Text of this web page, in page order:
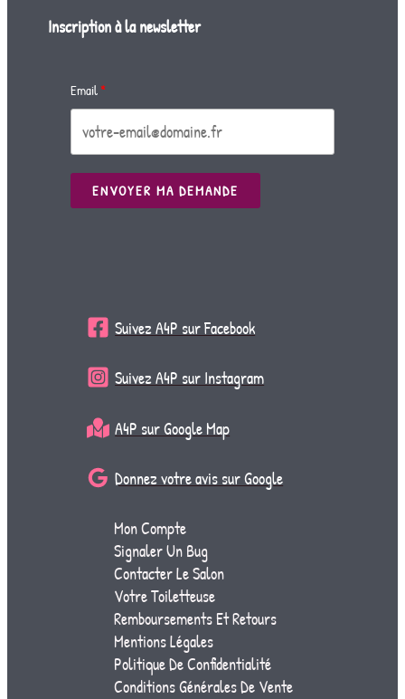
Inscription à la newsletter
Email
ENVOYER MA DEMANDE
Suivez A4P sur Facebook
Suivez A4P sur Instagram
A4P sur Google Map
Donnez votre avis sur Google
Mon Compte
Signaler Un Bug
Contacter Le Salon
Votre Toiletteuse
Remboursements Et Retours
Mentions Légales
Politique De Confidentialité
Conditions Générales De Vente